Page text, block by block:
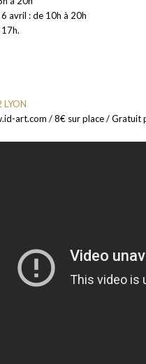
avril : de 10h à 20h
art.com / 8€ sur place / Gratuit